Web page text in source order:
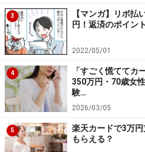
3
【マンガ】リボ
円！返済のポイン
2022/05/01
4
「すごく慌ててカ
350万円・70歳女
験…
2026/03/05
5
楽天カードで3万
もらえる？